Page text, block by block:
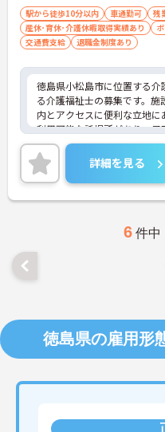
駅から徒歩10分以内 車通勤可 残
産休･育休･介護休暇取得実績あり
交通費支給
退職金制度あり
徳島県小松島市に位置する介
る介護福祉士の募集です。
内とアクセスに便利な立地に
利用可能な託児所があり、
てご勤務いただけます。ま
給実績があり、頑張りがきち
す。
ご興味のある方には、面接対
に詳細をお話しいたします
詳細を見る
6 件中
徳島県の雇用形